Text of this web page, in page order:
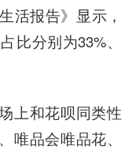
活报告》显示，
比分别为33%、
上和花呗同类性
唯品会唯品花、